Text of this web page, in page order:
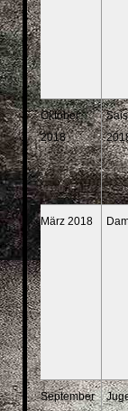
Oktober
2018
März 2018
September